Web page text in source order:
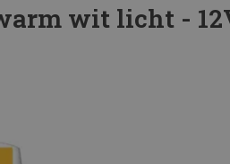
wit licht -